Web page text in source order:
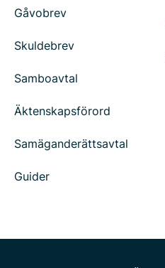
Gåvobrev
Skuldebrev
Samboavtal
Äktenskapsförord
Samäganderättsavtal
Guider